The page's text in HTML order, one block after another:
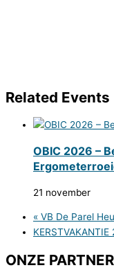
Related Events
OBIC 2026 –
21 november
« VB De Parel
KERSTVAKANTIE
ONZE